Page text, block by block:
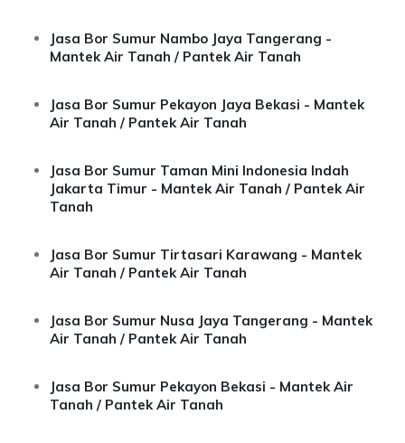
Jasa Bor Sumur Nambo Jaya Tangerang -
Mantek Air Tanah / Pantek Air Tanah
Jasa Bor Sumur Pekayon Jaya Bekasi - Mantek
Air Tanah / Pantek Air Tanah
Jasa Bor Sumur Taman Mini Indonesia Indah
Jakarta Timur - Mantek Air Tanah / Pantek Air
Tanah
Jasa Bor Sumur Tirtasari Karawang - Mantek
Air Tanah / Pantek Air Tanah
Jasa Bor Sumur Nusa Jaya Tangerang - Mantek
Air Tanah / Pantek Air Tanah
Jasa Bor Sumur Pekayon Bekasi - Mantek Air
Tanah / Pantek Air Tanah